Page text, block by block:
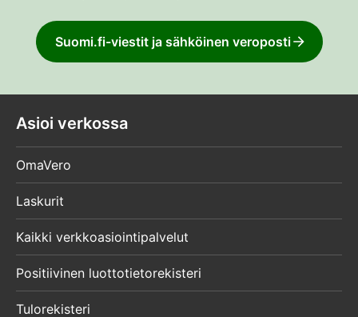
Suomi.fi-viestit ja sähköinen veroposti
Asioi verkossa
OmaVero
Laskurit
Kaikki verkkoasiointipalvelut
Positiivinen luottotietorekisteri
Tulorekisteri